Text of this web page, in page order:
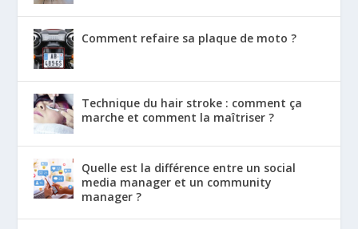
Comment refaire sa plaque de moto ?
Technique du hair stroke : comment ça
marche et comment la maîtriser ?
Quelle est la différence entre un social
media manager et un community
manager ?